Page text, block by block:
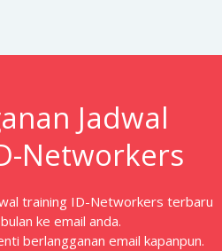
Jadwal
Networkers
training ID-Networkers terbaru
ke email anda.
berlangganan email kapanpun.